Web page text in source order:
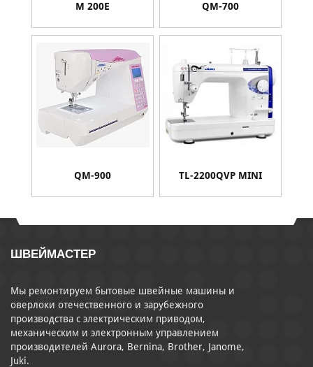
M 200E QM-700
QM-900 TL-2200QVP MINI
ШВЕЙМАСТЕР
Мы ремонтируем бытовые швейные машины и
оверлоки отечественного и зарубежного
производства с электрическим приводом,
механическим и электронным управлением
производителей Aurora, Bernina, Brother, Janome,
Juki.